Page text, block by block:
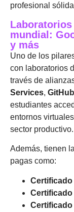
profesional
mundial:
y más
Uno de los
con laboratorios
través de
Services, GitHub
estudiantes
entornos
sector productivo.
Además, tienen
pagas como:
Certificado